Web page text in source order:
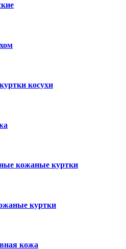
косухи
кожаные куртки
куртки
кожа